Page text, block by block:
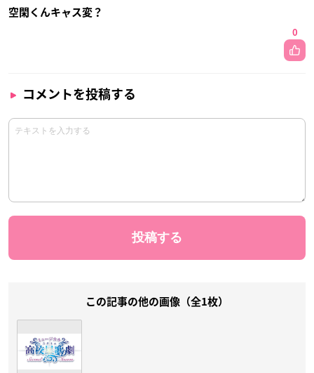
空閑くんキャス変？
0
コメントを投稿する
この記事の他の画像（全1枚）